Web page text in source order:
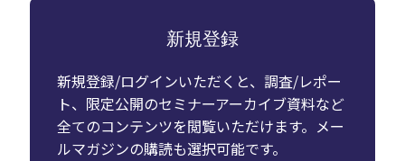
新規登録
新規登録/ログインいただくと、調査/レポー
ト、限定公開のセミナーアーカイブ資料など
全てのコンテンツを閲覧いただけます。メー
ルマガジンの購読も選択可能です。